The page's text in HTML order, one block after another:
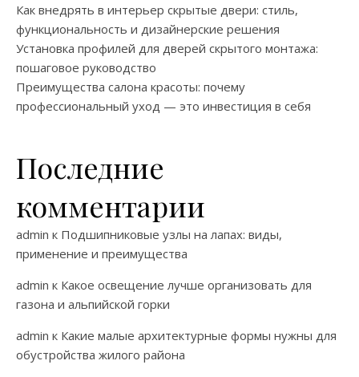
Как внедрять в интерьер скрытые двери: стиль,
функциональность и дизайнерские решения
Установка профилей для дверей скрытого монтажа:
пошаговое руководство
Преимущества салона красоты: почему
профессиональный уход — это инвестиция в себя
Последние
комментарии
admin к Подшипниковые узлы на лапах: виды,
применение и преимущества
admin к Какое освещение лучше организовать для
газона и альпийской горки
admin к Какие малые архитектурные формы нужны для
обустройства жилого района